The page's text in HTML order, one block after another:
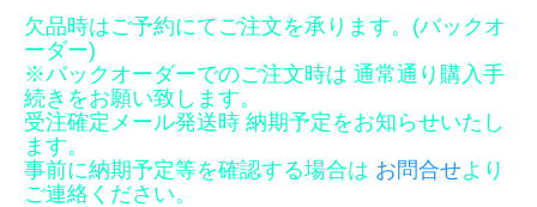
欠品時はご予約にてご注文を承ります。(バックオ
ーダー)
※バックオーダーでのご注文時は 通常通り購入手
続きをお願い致します。
受注確定メール発送時 納期予定をお知らせいたし
ます。
事前に納期予定等を確認する場合は お問合せより
ご連絡ください。